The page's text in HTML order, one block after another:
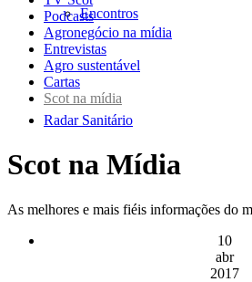
Encontros
Podcasts
Agronegócio na mídia
Entrevistas
Agro sustentável
Cartas
Scot na mídia
Radar Sanitário
Scot na Mídia
As melhores e mais fiéis informações do
10
abr
2017